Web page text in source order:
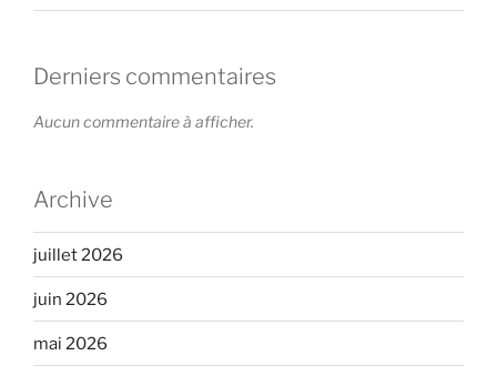
Derniers commentaires
Aucun commentaire à afficher.
Archive
juillet 2026
juin 2026
mai 2026